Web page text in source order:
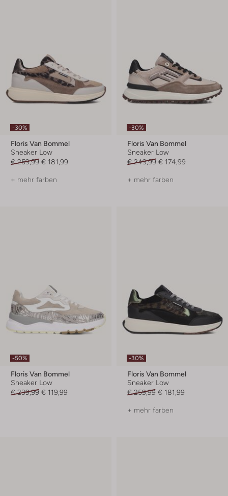
-30%
Floris Van Bommel
Sneaker Low
€ 259,99 € 181,99
+ mehr farben
-30%
Floris Van Bommel
Sneaker Low
€ 249,99 € 174,99
+ mehr farben
-50%
Floris Van Bommel
Sneaker Low
€ 239,99 € 119,99
-30%
Floris Van Bommel
Sneaker Low
€ 259,99 € 181,99
+ mehr farben